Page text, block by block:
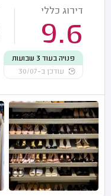
דירוג כללי
9.6
פנויה בעוד 3 שבועות
עודכן ב-30/07